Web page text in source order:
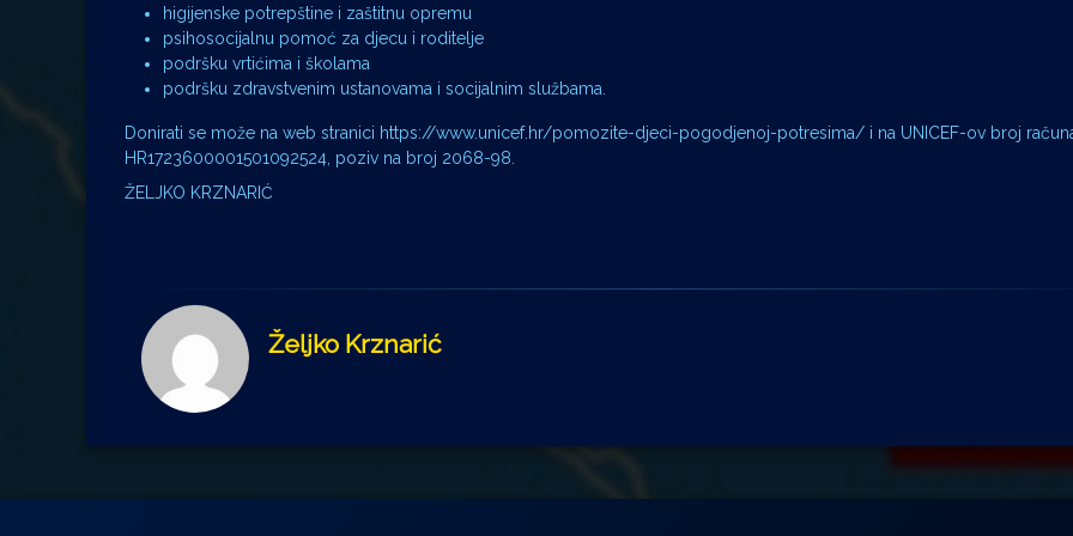
higijenske potrepštine i zaštitnu opremu
psihosocijalnu pomoć za djecu i roditelje
podršku vrtićima i školama
podršku zdravstvenim ustanovama i socijalnim službama.
Donirati se može na web stranici https://www.unicef.hr/pomozite-djeci-pogodjenoj-potresima/ i na UNICEF-ov broj
HR1723600001501092524, poziv na broj 2068-98.
ŽELJKO KRZNARIĆ
Željko Krznarić